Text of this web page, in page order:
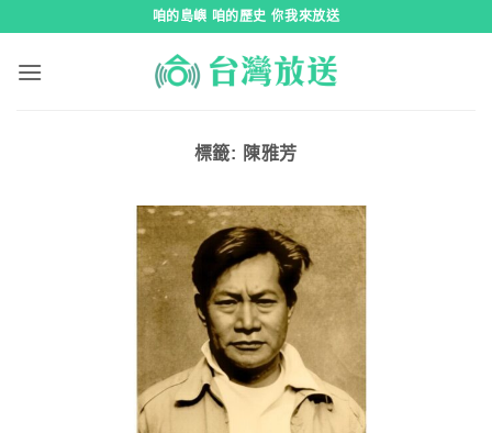
咱的島嶼 咱的歷史 你我來放送
標籤: 陳雅芳